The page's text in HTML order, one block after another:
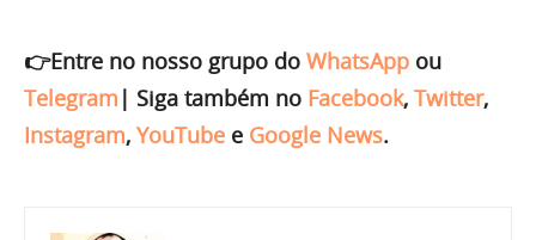
👉Entre no nosso grupo do WhatsApp ou
Telegram | Siga também no Facebook, Twitter,
Instagram, YouTube e Google News.